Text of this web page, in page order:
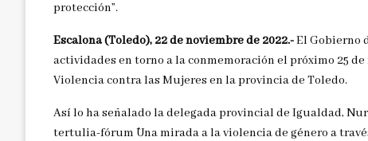
protección”.
Escalona (Toledo), 22 de noviembre de 2022.-El Gobierno
actividades en torno a la conmemoración el próximo 25
Violencia contra las Mujeres en la provincia de Toledo.
Así lo ha señalado la delegada provincial de Igualdad,
tertulia-fórum `Una mirada a la violencia de género a